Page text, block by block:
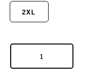
2XL